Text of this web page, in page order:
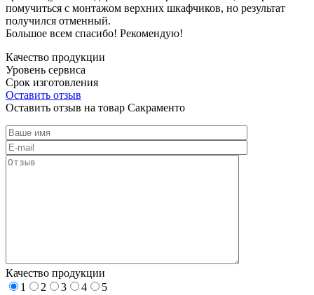
помучиться с монтажом верхних шкафчиков, но результат
получился отменный.
Большое всем спасибо! Рекомендую!
Качество продукции
Уровень сервиса
Срок изготовления
Оставить отзыв
Оставить отзыв на товар Сакраменто
Качество продукции
1
2 3 4
5